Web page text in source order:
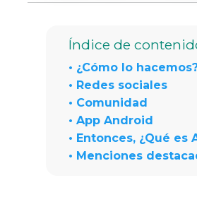
Índice de
• ¿Cómo lo
• Redes sociales
• Comunidad
• App Android
• Entonces, ¿Qué es
• Menciones